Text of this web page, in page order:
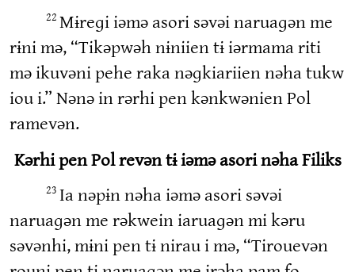
22 Mɨreɡi iəmə asori səvəi naruaɡən me
rɨni mə, “Tikəpwəh nɨniien tɨ iərmama riti
mə ikuvəni pehe raka nəɡkiariien nəha tukw
iou i.” Nənə in rərhi pen kənkwənien Pol
ramevən.
Kərhi pen Pol revən tɨ iəmə asori nəha Filiks
23 Ia nəpɨn nəha iəmə asori səvəi
naruaɡən me rəkwein iaruaɡən mi kəru
səvənhi, mɨni pen tɨ nirau i mə, “Tirouevən